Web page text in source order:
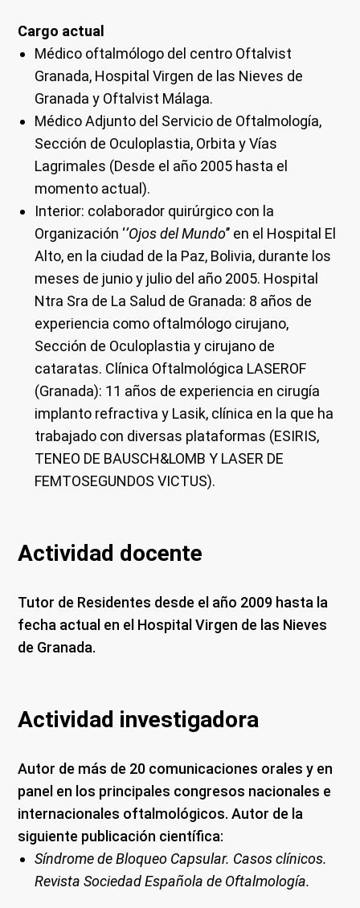
Cargo actual
Médico oftalmólogo del centro Oftalvist
Granada, Hospital Virgen de las Nieves de
Granada y Oftalvist Málaga.
Médico Adjunto del Servicio de Oftalmología,
Sección de Oculoplastia, Orbita y Vías
Lagrimales (Desde el año 2005 hasta el
momento actual).
Interior: colaborador quirúrgico con la
Organización ‘’Ojos del Mundo’’ en el Hospital El
Alto, en la ciudad de la Paz, Bolivia, durante los
meses de junio y julio del año 2005. Hospital
Ntra Sra de La Salud de Granada: 8 años de
experiencia como oftalmólogo cirujano,
Sección de Oculoplastia y cirujano de
cataratas. Clínica Oftalmológica LASEROF
(Granada): 11 años de experiencia en cirugía
implanto refractiva y Lasik, clínica en la que ha
trabajado con diversas plataformas (ESIRIS,
TENEO DE BAUSCH&LOMB Y LASER DE
FEMTOSEGUNDOS VICTUS).
Actividad docente
Tutor de Residentes desde el año 2009 hasta la
fecha actual en el Hospital Virgen de las Nieves
de Granada.
Actividad investigadora
Autor de más de 20 comunicaciones orales y en
panel en los principales congresos nacionales e
internacionales oftalmológicos. Autor de la
siguiente publicación científica:
Síndrome de Bloqueo Capsular. Casos clínicos.
Revista Sociedad Española de Oftalmología.